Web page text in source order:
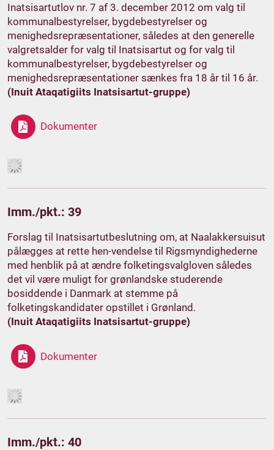
Inatsisartutlov nr. 7 af 3. december 2012 om valg til
kommunalbestyrelser, bygdebestyrelser og
menighedsrepræsentationer, således at den generelle
valgretsalder for valg til Inatsisartut og for valg til
kommunalbestyrelser, bygdebestyrelser og
menighedsrepræsentationer sænkes fra 18 år til 16 år.
(Inuit Ataqatigiits Inatsisartut-gruppe)
Dokumenter
Imm./pkt.: 39
Forslag til Inatsisartutbeslutning om, at Naalakkersuisut
pålægges at rette hen-vendelse til Rigsmyndighederne
med henblik på at ændre folketingsvalgloven således
det vil være muligt for grønlandske studerende
bosiddende i Danmark at stemme på
folketingskandidater opstillet i Grønland.
(Inuit Ataqatigiits Inatsisartut-gruppe)
Dokumenter
Imm./pkt.: 40